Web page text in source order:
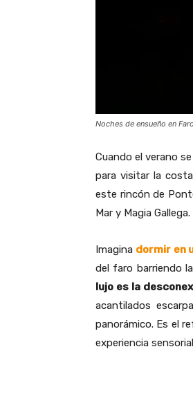
Noches de ensueño en
Cuando el verano
para visitar la
este rincón de
Mar y Magia Gallega.
Imagina dormir en
del faro barriendo
lujo es la
acantilados
panorámico. Es el
experiencia